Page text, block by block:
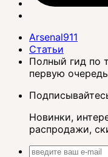
Arsenal911
Статьи
Полный гид по
первую
Новинки,
распродажи,